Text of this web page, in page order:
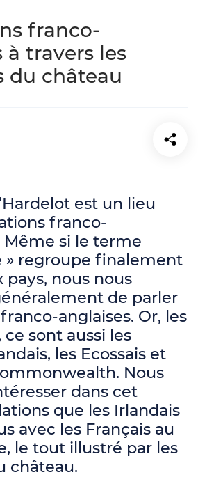
franco-
à travers les
du château
est un lieu
franco-
si le terme
» regroupe finalement
nous nous
de parler
anglaises. Or, les
sont aussi les
les Ecossais et
Nous
dans cet
que les Irlandais
avec les Français au
le tout illustré par les
château.